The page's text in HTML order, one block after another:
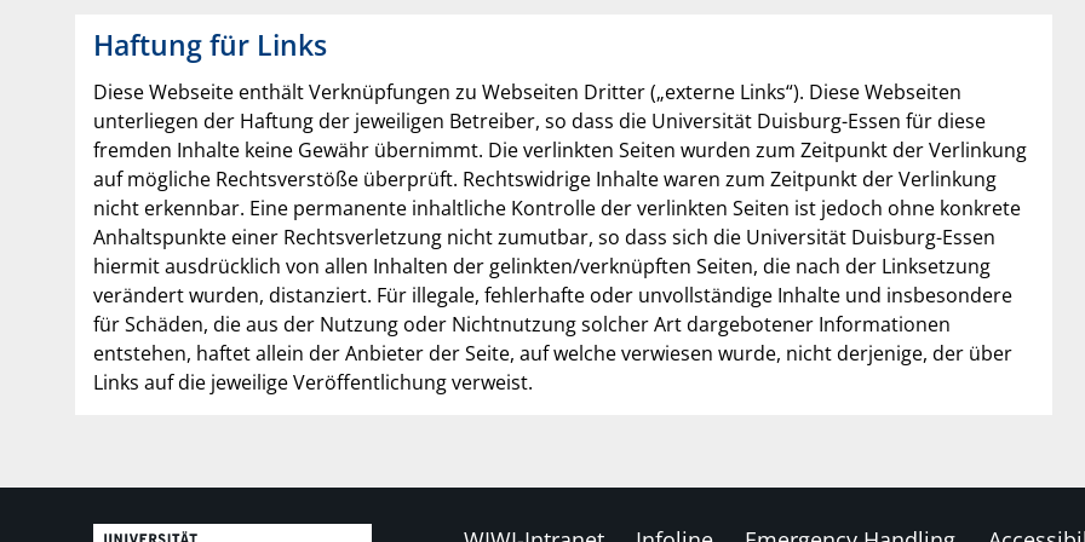
Haftung für Links
Diese Webseite enthält Verknüpfungen zu Webseiten Dritter („externe Links“). Diese Webseiten
unterliegen der Haftung der jeweiligen Betreiber, so dass die Universität Duisburg-Essen für diese
fremden Inhalte keine Gewähr übernimmt. Die verlinkten Seiten wurden zum Zeitpunkt der Verlinkung
auf mögliche Rechtsverstöße überprüft. Rechtswidrige Inhalte waren zum Zeitpunkt der Verlinkung
nicht erkennbar. Eine permanente inhaltliche Kontrolle der verlinkten Seiten ist jedoch ohne konkrete
Anhaltspunkte einer Rechtsverletzung nicht zumutbar, so dass sich die Universität Duisburg-Essen
hiermit ausdrücklich von allen Inhalten der gelinkten/verknüpften Seiten, die nach der Linksetzung
verändert wurden, distanziert. Für illegale, fehlerhafte oder unvollständige Inhalte und insbesondere
für Schäden, die aus der Nutzung oder Nichtnutzung solcher Art dargebotener Informationen
entstehen, haftet allein der Anbieter der Seite, auf welche verwiesen wurde, nicht derjenige, der über
Links auf die jeweilige Veröffentlichung verweist.